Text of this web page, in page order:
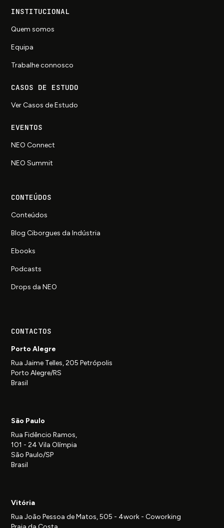
INSTITUCIONAL
Quem somos
Equipa
Trabalhe connosco
CASOS DE ESTUDO
Ver Casos de Estudo
EVENTOS
NEO Connect
NEO Summit
CONTEÚDOS
Conteúdos
Blog Ciborgues da Indústria
Ebooks
Podcasts
Drops da NEO
CONTACTOS
Porto Alegre
Rua Jaime Telles, 205 Petrópolis
Porto Alegre/RS
Brasil
São Paulo
Rua Fidêncio Ramos,
101 - 24 Vila Olímpia
São Paulo/SP
Brasil
Vitória
Rua João Pessoa de Matos, 505 - 4work - Coworking